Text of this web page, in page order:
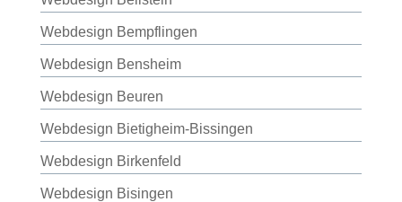
Webdesign Bempflingen
Webdesign Bensheim
Webdesign Beuren
Webdesign Bietigheim-Bissingen
Webdesign Birkenfeld
Webdesign Bisingen